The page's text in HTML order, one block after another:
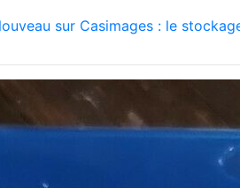
sur Casimages : le